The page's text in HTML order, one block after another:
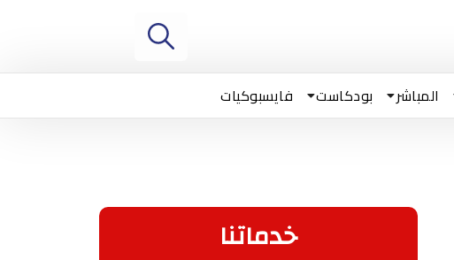
المباشر بودكاست فايسبوكيات
خدماتنا